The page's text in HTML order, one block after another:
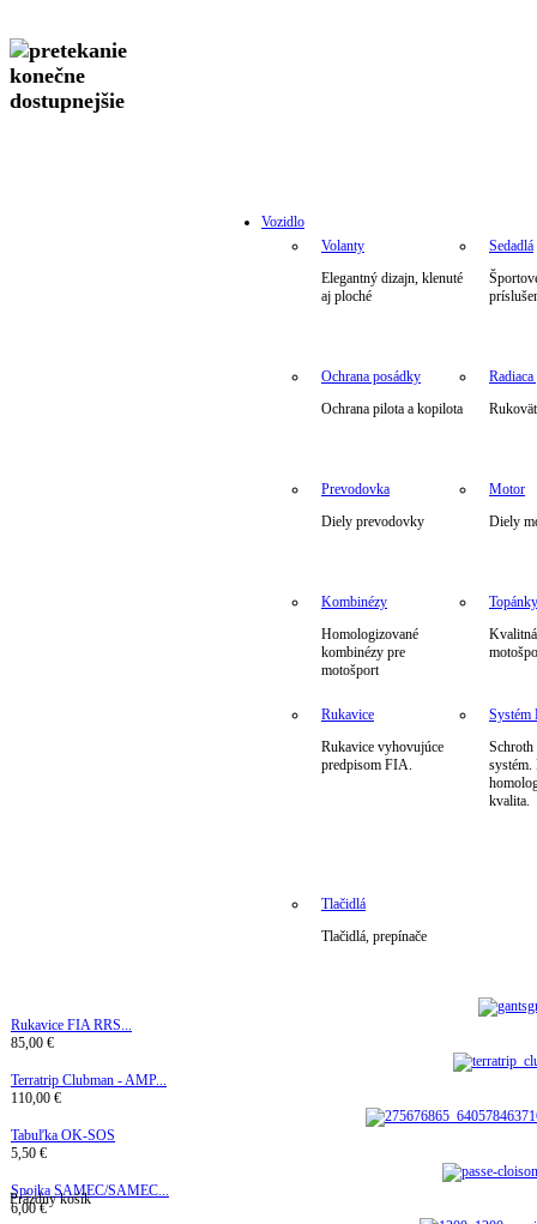
Vozidlo
Volanty
Elegantný dizajn, klenuté
aj ploché
Sedadlá
Ochrana posádky
Ochrana pilota a kopilota
Radiaca
Prevodovka
Diely prevodovky
Motor
Diely
Kombinézy
Homologizované
kombinézy pre
motošport
Topánky
Rukavice
Rukavice vyhovujúce
predpisom FIA.
kvalita.
Tlačidlá
Tlačidlá, prepínače
Rukavice FIA ​​RRS...
85,00 €
Terratrip Clubman - AMP...
110,00 €
Tabuľka OK-SOS
5,50 €
Spojka SAMEC/SAMEC...
6,00 €
Prázdny košík